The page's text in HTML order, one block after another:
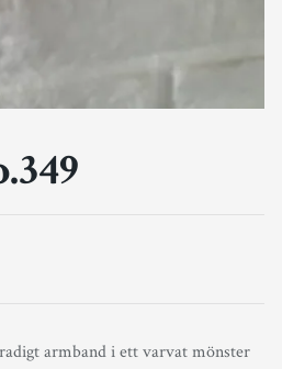
armband i ett varvat mönster